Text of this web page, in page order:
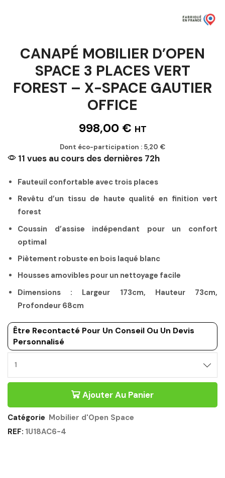
CANAPÉ MOBILIER D’OPEN
SPACE 3 PLACES VERT
FOREST – X-SPACE GAUTIER
OFFICE
998,00 € HT
Dont éco-participation : 5,20 €
11 vues au cours des dernières 72h
Fauteuil confortable avec trois places
Revêtu d’un tissu de haute qualité en finition vert
forest
Coussin d’assise indépendant pour un confort
optimal
Piètement robuste en bois laqué blanc
Housses amovibles pour un nettoyage facile
Dimensions : Largeur 173cm, Hauteur 73cm,
Profondeur 68cm
Être Recontacté Pour Un Conseil Ou Un Devis
Personnalisé
MOBILIER
SPACE
PLACES
VERT
Ajouter Au Panier
Catégorie Mobilier d'Open Space
REF: 1U18AC6-4